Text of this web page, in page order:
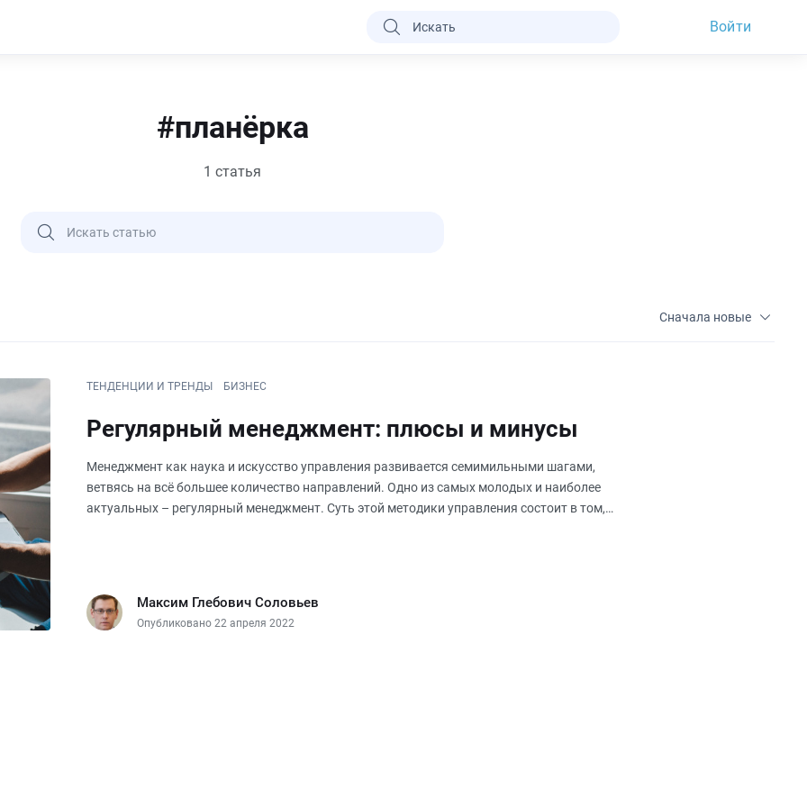
Войти
#планёрка
1 статья
Сначала новые
ТЕНДЕНЦИИ И ТРЕНДЫ БИЗНЕС
Регулярный менеджмент: плюсы и минусы
Менеджмент как наука и искусство управления развивается семимильными шагами,
ветвясь на всё большее количество направлений. Одно из самых молодых и наиболее
актуальных – регулярный менеджмент. Суть этой методики управления состоит в том,
Максим Глебович Соловьев
Опубликовано 22 апреля 2022